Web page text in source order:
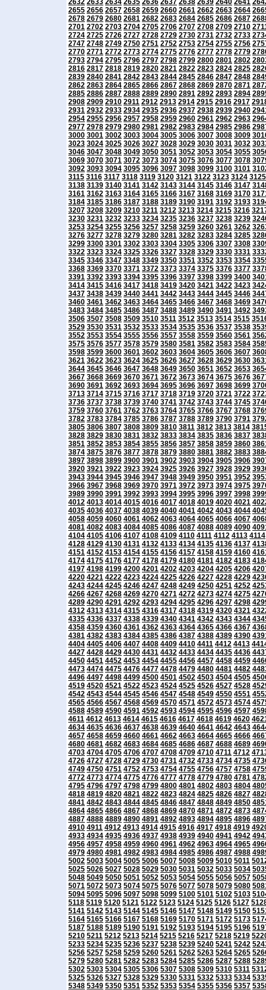
2632 2633 2634 2635 2636 2637 2638 2639 2640 2641
2655 2656 2657 2658 2659 2660 2661 2662 2663 2664
2678 2679 2680 2681 2682 2683 2684 2685 2686 2687
2701 2702 2703 2704 2705 2706 2707 2708 2709 2710
2724 2725 2726 2727 2728 2729 2730 2731 2732 2733
2747 2748 2749 2750 2751 2752 2753 2754 2755 2756
2770 2771 2772 2773 2774 2775 2776 2777 2778 2779
2793 2794 2795 2796 2797 2798 2799 2800 2801 2802
2816 2817 2818 2819 2820 2821 2822 2823 2824 2825
2839 2840 2841 2842 2843 2844 2845 2846 2847 2848
2862 2863 2864 2865 2866 2867 2868 2869 2870 2871
2885 2886 2887 2888 2889 2890 2891 2892 2893 2894
2908 2909 2910 2911 2912 2913 2914 2915 2916 2917
2931 2932 2933 2934 2935 2936 2937 2938 2939 2940
2954 2955 2956 2957 2958 2959 2960 2961 2962 2963
2977 2978 2979 2980 2981 2982 2983 2984 2985 2986
3000 3001 3002 3003 3004 3005 3006 3007 3008 3009
3023 3024 3025 3026 3027 3028 3029 3030 3031 3032
3046 3047 3048 3049 3050 3051 3052 3053 3054 3055
3069 3070 3071 3072 3073 3074 3075 3076 3077 3078
3092 3093 3094 3095 3096 3097 3098 3099 3100 3101
3115 3116 3117 3118 3119 3120 3121 3122 3123 3124 3125
3138 3139 3140 3141 3142 3143 3144 3145 3146 3147
3161 3162 3163 3164 3165 3166 3167 3168 3169 3170
3184 3185 3186 3187 3188 3189 3190 3191 3192 3193
3207 3208 3209 3210 3211 3212 3213 3214 3215 3216
3230 3231 3232 3233 3234 3235 3236 3237 3238 3239
3253 3254 3255 3256 3257 3258 3259 3260 3261 3262
3276 3277 3278 3279 3280 3281 3282 3283 3284 3285
3299 3300 3301 3302 3303 3304 3305 3306 3307 3308
3322 3323 3324 3325 3326 3327 3328 3329 3330 3331
3345 3346 3347 3348 3349 3350 3351 3352 3353 3354
3368 3369 3370 3371 3372 3373 3374 3375 3376 3377
3391 3392 3393 3394 3395 3396 3397 3398 3399 3400
3414 3415 3416 3417 3418 3419 3420 3421 3422 3423
3437 3438 3439 3440 3441 3442 3443 3444 3445 3446
3460 3461 3462 3463 3464 3465 3466 3467 3468 3469
3483 3484 3485 3486 3487 3488 3489 3490 3491 3492
3506 3507 3508 3509 3510 3511 3512 3513 3514 3515
3529 3530 3531 3532 3533 3534 3535 3536 3537 3538
3552 3553 3554 3555 3556 3557 3558 3559 3560 3561
3575 3576 3577 3578 3579 3580 3581 3582 3583 3584
3598 3599 3600 3601 3602 3603 3604 3605 3606 3607
3621 3622 3623 3624 3625 3626 3627 3628 3629 3630
3644 3645 3646 3647 3648 3649 3650 3651 3652 3653
3667 3668 3669 3670 3671 3672 3673 3674 3675 3676
3690 3691 3692 3693 3694 3695 3696 3697 3698 3699
3713 3714 3715 3716 3717 3718 3719 3720 3721 3722
3736 3737 3738 3739 3740 3741 3742 3743 3744 3745
3759 3760 3761 3762 3763 3764 3765 3766 3767 3768
3782 3783 3784 3785 3786 3787 3788 3789 3790 3791
3805 3806 3807 3808 3809 3810 3811 3812 3813 3814
3828 3829 3830 3831 3832 3833 3834 3835 3836 3837
3851 3852 3853 3854 3855 3856 3857 3858 3859 3860
3874 3875 3876 3877 3878 3879 3880 3881 3882 3883
3897 3898 3899 3900 3901 3902 3903 3904 3905 3906
3920 3921 3922 3923 3924 3925 3926 3927 3928 3929
3943 3944 3945 3946 3947 3948 3949 3950 3951 3952
3966 3967 3968 3969 3970 3971 3972 3973 3974 3975
3989 3990 3991 3992 3993 3994 3995 3996 3997 3998
4012 4013 4014 4015 4016 4017 4018 4019 4020 4021
4035 4036 4037 4038 4039 4040 4041 4042 4043 4044
4058 4059 4060 4061 4062 4063 4064 4065 4066 4067
4081 4082 4083 4084 4085 4086 4087 4088 4089 4090
4104 4105 4106 4107 4108 4109 4110 4111 4112 4113 4114
4128 4129 4130 4131 4132 4133 4134 4135 4136 4137
4151 4152 4153 4154 4155 4156 4157 4158 4159 4160
4174 4175 4176 4177 4178 4179 4180 4181 4182 4183
4197 4198 4199 4200 4201 4202 4203 4204 4205 4206
4220 4221 4222 4223 4224 4225 4226 4227 4228 4229
4243 4244 4245 4246 4247 4248 4249 4250 4251 4252
4266 4267 4268 4269 4270 4271 4272 4273 4274 4275
4289 4290 4291 4292 4293 4294 4295 4296 4297 4298
4312 4313 4314 4315 4316 4317 4318 4319 4320 4321
4335 4336 4337 4338 4339 4340 4341 4342 4343 4344
4358 4359 4360 4361 4362 4363 4364 4365 4366 4367
4381 4382 4383 4384 4385 4386 4387 4388 4389 4390
4404 4405 4406 4407 4408 4409 4410 4411 4412 4413
4427 4428 4429 4430 4431 4432 4433 4434 4435 4436
4450 4451 4452 4453 4454 4455 4456 4457 4458 4459
4473 4474 4475 4476 4477 4478 4479 4480 4481 4482
4496 4497 4498 4499 4500 4501 4502 4503 4504 4505
4519 4520 4521 4522 4523 4524 4525 4526 4527 4528
4542 4543 4544 4545 4546 4547 4548 4549 4550 4551
4565 4566 4567 4568 4569 4570 4571 4572 4573 4574
4588 4589 4590 4591 4592 4593 4594 4595 4596 4597
4611 4612 4613 4614 4615 4616 4617 4618 4619 4620
4634 4635 4636 4637 4638 4639 4640 4641 4642 4643
4657 4658 4659 4660 4661 4662 4663 4664 4665 4666
4680 4681 4682 4683 4684 4685 4686 4687 4688 4689
4703 4704 4705 4706 4707 4708 4709 4710 4711 4712
4726 4727 4728 4729 4730 4731 4732 4733 4734 4735
4749 4750 4751 4752 4753 4754 4755 4756 4757 4758
4772 4773 4774 4775 4776 4777 4778 4779 4780 4781
4795 4796 4797 4798 4799 4800 4801 4802 4803 4804
4818 4819 4820 4821 4822 4823 4824 4825 4826 4827
4841 4842 4843 4844 4845 4846 4847 4848 4849 4850
4864 4865 4866 4867 4868 4869 4870 4871 4872 4873
4887 4888 4889 4890 4891 4892 4893 4894 4895 4896
4910 4911 4912 4913 4914 4915 4916 4917 4918 4919
4933 4934 4935 4936 4937 4938 4939 4940 4941 4942
4956 4957 4958 4959 4960 4961 4962 4963 4964 4965
4979 4980 4981 4982 4983 4984 4985 4986 4987 4988
5002 5003 5004 5005 5006 5007 5008 5009 5010 5011
5025 5026 5027 5028 5029 5030 5031 5032 5033 5034
5048 5049 5050 5051 5052 5053 5054 5055 5056 5057
5071 5072 5073 5074 5075 5076 5077 5078 5079 5080
5094 5095 5096 5097 5098 5099 5100 5101 5102 5103
5118 5119 5120 5121 5122 5123 5124 5125 5126 5127
5141 5142 5143 5144 5145 5146 5147 5148 5149 5150
5164 5165 5166 5167 5168 5169 5170 5171 5172 5173
5187 5188 5189 5190 5191 5192 5193 5194 5195 5196
5210 5211 5212 5213 5214 5215 5216 5217 5218 5219
5233 5234 5235 5236 5237 5238 5239 5240 5241 5242
5256 5257 5258 5259 5260 5261 5262 5263 5264 5265
5279 5280 5281 5282 5283 5284 5285 5286 5287 5288
5302 5303 5304 5305 5306 5307 5308 5309 5310 5311
5325 5326 5327 5328 5329 5330 5331 5332 5333 5334
5348 5349 5350 5351 5352 5353 5354 5355 5356 5357